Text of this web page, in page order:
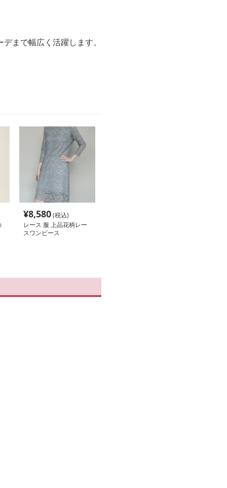
まで幅広く活躍します。
¥8,580(税込)
レース 服 上品花柄レー
スワンピース